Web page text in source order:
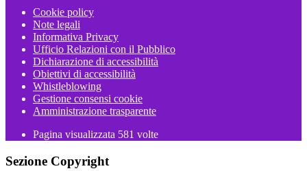
Cookie policy
Note legali
Informativa Privacy
Ufficio Relazioni con il Pubblico
Dichiarazione di accessibilità
Obiettivi di accessibilità
Whistleblowing
Gestione consensi cookie
Amministrazione trasparente
Pagina visualizzata 581 volte
Sezione Copyright